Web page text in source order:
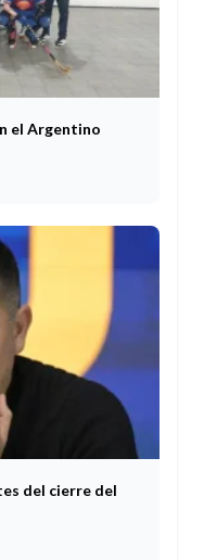
el Argentino
del cierre del